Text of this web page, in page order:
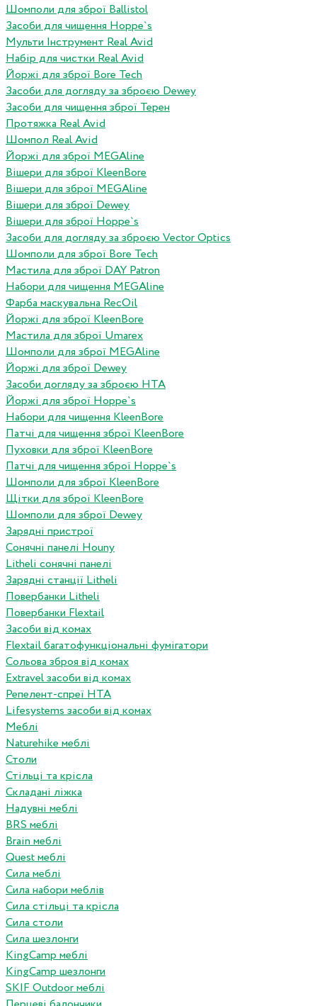
Шомполи для зброї Ballistol
Засоби для чищення Hoppe`s
Мульти Інструмент Real Avid
Набір для чистки Real Avid
Йоржі для зброї Bore Tech
Засоби для догляду за зброєю Dewey
Засоби для чищення зброї Терен
Протяжка Real Avid
Шомпол Real Avid
Йоржі для зброї MEGAline
Вішери для зброї KleenBore
Вішери для зброї MEGAline
Вішери для зброї Dewey
Вішери для зброї Hoppe`s
Засоби для догляду за зброєю Vector Optics
Шомполи для зброї Bore Tech
Мастила для зброї DAY Patron
Набори для чищення MEGAline
Фарба маскувальна RecOil
Йоржі для зброї KleenBore
Мастила для зброї Umarex
Шомполи для зброї MEGAline
Йоржі для зброї Dewey
Засоби догляду за зброєю HTA
Йоржі для зброї Hoppe`s
Набори для чищення KleenBore
Патчі для чищення зброї KleenBore
Пуховки для зброї KleenBore
Патчі для чищення зброї Hoppe`s
Шомполи для зброї KleenBore
Щітки для зброї KleenBore
Шомполи для зброї Dewey
Зарядні пристрої
Сонячні панелі Houny
Litheli сонячні панелі
Зарядні станції Litheli
Повербанки Litheli
Повербанки Flextail
Засоби від комах
Flextail багатофункціональні фумігатори
Сольова зброя від комах
Extravel засоби від комах
Репелент-спреї HTA
Lifesystems засоби від комах
Меблі
Naturehike меблі
Столи
Стільці та крісла
Складані ліжка
Надувні меблі
BRS меблі
Brain меблі
Quest меблі
Сила меблі
Сила набори меблів
Сила стільці та крісла
Сила столи
Сила шезлонги
KingCamp меблі
KingCamp шезлонги
SKIF Outdoor меблі